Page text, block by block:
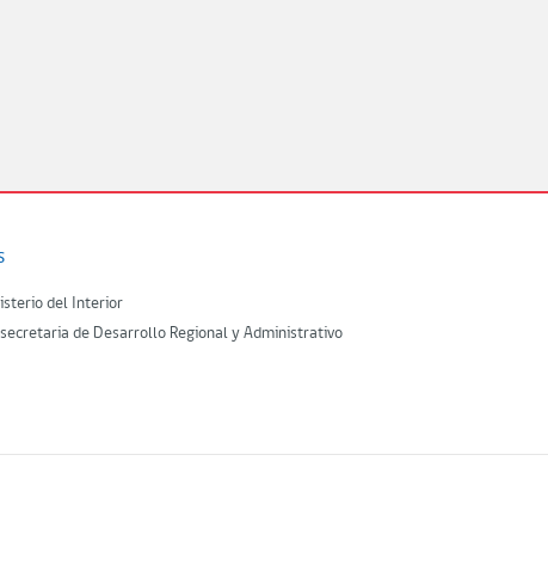
del Interior
de Desarrollo Regional y Administrativo